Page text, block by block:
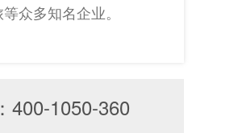
众多知名企业。
400-1050-360